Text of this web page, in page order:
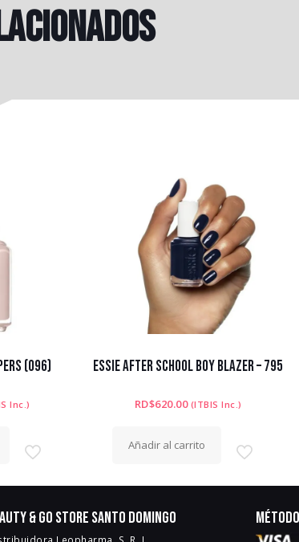
(096)
Inc.)
ESSIE AFTER SCHOOL BOY BLAZER – 795
RD$620.00 (ITBIS Inc.)
Añadir al carrito
& Go Store Santo Domingo
Leopharma, S. R. L.